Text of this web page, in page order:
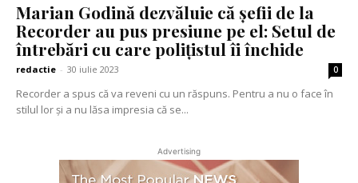
Marian Godină dezvăluie că șefii de la
Recorder au pus presiune pe el: Setul de
întrebări cu care polițistul îi închide
redactie - 30 iulie 2023 0
Recorder a spus că va reveni cu un răspuns. Pentru a nu o face în
stilul lor și a nu lăsa impresia că se...
Advertising